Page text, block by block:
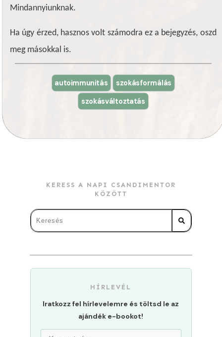
Mindannyiunknak.
Ha úgy érzed, hasznos volt számodra ez a bejegyzés, oszd
meg másokkal is.
autoimmunitás
szokásformálás
szokásváltoztatás
KERESS A NAPI CSANDIMENTOR
KÖZÖTT
HÍRLEVÉL
Iratkozz fel hírlevelemre és töltsd le az
ajándék e-bookot!